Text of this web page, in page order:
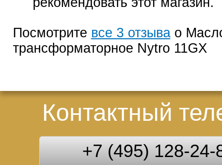
Посмотрите все 3 отзывао
трансформаторное Nytro 11GX
Контактный
+7 (495) 128-24-